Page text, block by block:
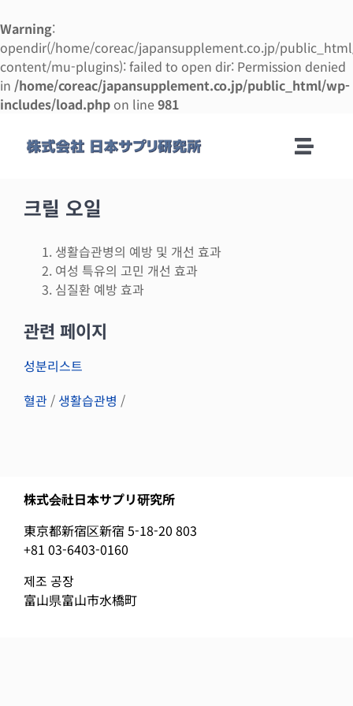
Warning:
opendir(/home/coreac/japansupplement.co.jp/
content/mu-plugins): failed to open dir: Permission denied
in /home/coreac/japansupplement.co.jp/public_html/wp-
includes/load.php on line981
Toggle
제조 안내
제조 의뢰 매뉴얼
크릴 오일
생활습관병의 예방 및 개선 효과
여성 특유의 고민 개선 효과
심질환 예방 효과
관련 페이지
성분리스트
혈관 / 생활습관병 /
株式会社日本サプリ研究所
東京都新宿区新宿 5-18-20 803
+81 03-6403-0160
제조 공장
富山県富山市水橋町